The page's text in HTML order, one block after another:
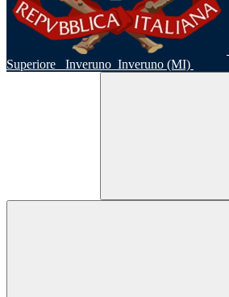
Superiore
Inveruno Inveruno (MI)